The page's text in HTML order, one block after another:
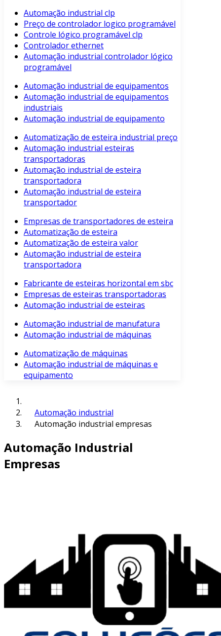
Automação industrial clp
Preço de controlador logico programável
Controle lógico programável clp
Controlador ethernet
Automação industrial controlador lógico
programável
Automação industrial de equipamentos
Automação industrial de equipamentos
industriais
Automação industrial de equipamento
Automatização de esteira industrial preço
Automação industrial esteiras
transportadoras
Automação industrial de esteira
transportadora
Automação industrial de esteira
transportador
Empresas de transportadores de esteira
Automatização de esteira
Automatização de esteira valor
Automação industrial de esteira
transportadora
Fabricante de esteiras horizontal em sbc
Empresas de esteiras transportadoras
Automação industrial de esteiras
Automação industrial de manufatura
Automação industrial de máquinas
Automatização de máquinas
Automação industrial de máquinas e
equipamento
Automação industrial
Automação industrial empresas
Automação Industrial
Empresas